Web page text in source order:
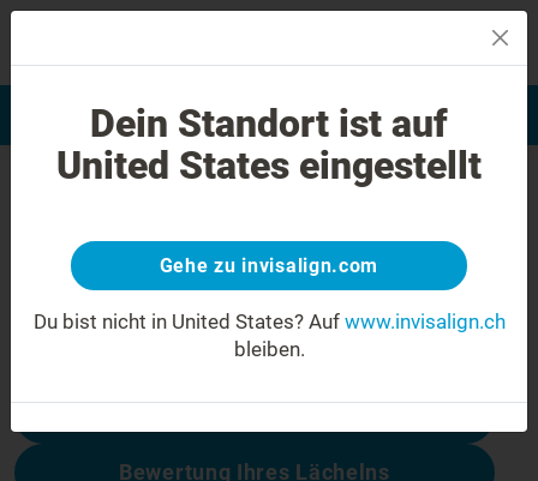
Bewertung Ihres Lächelns Invisalign Anwender finden
404 Fehler
Seien Sie nicht enttäuscht
Diese Seite ist nicht verfügbar, andere
dagegen schon:
Bewertung Ihres Lächelns
Dein Standort ist auf
United States eingestellt
Gehe zu invisalign.com
Du bist nicht in United States? Auf www.invisalign.ch
bleiben.